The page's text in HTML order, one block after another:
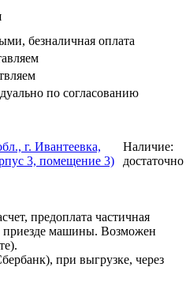
безналичная оплата
по согласованию
г. Ивантеевка,
3, помещение 3)
Наличие:
достаточно
предоплата частичная
приезде машины. Возможен
при выгрузке, через